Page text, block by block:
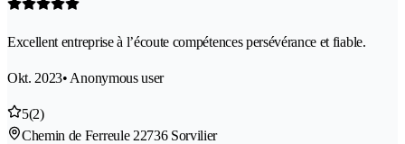
Excellent entreprise à l’écoute compétences persévérance et fiable.
Okt. 2023• Anonymous user
5(2)
Chemin de Ferreule 22736 Sorvilier